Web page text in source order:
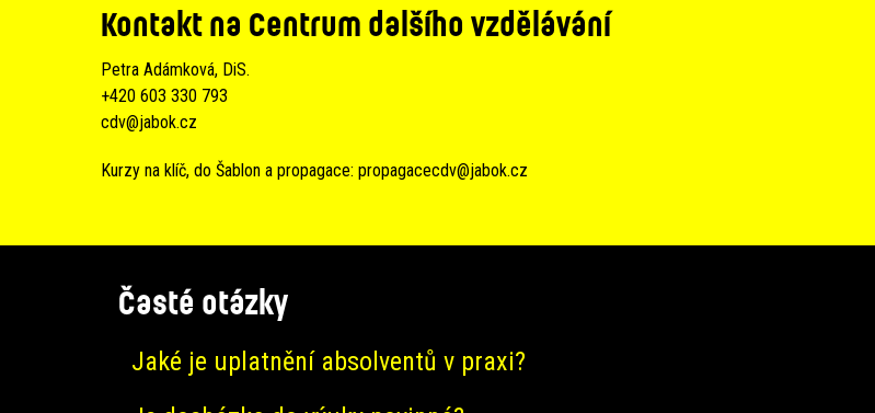
25
Kontakt na Centrum dalšího vzdělávání
Petra Adámková, DiS.
+420 603 330 793
cdv@jabok.cz
Kurzy na klíč, do Šablon a propagace: propagacecdv@jabok.cz
Časté otázky
Jaké je uplatnění absolventů v praxi?